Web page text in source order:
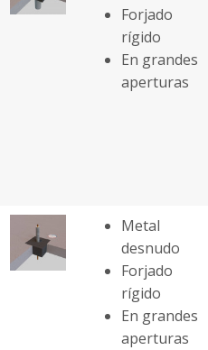
Forjado
rígido
En grandes
aperturas
Metal
desnudo
Forjado
rígido
En grandes
aperturas